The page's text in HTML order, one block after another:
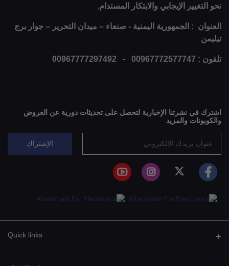
نحو التغيير الإيجابي والابتكار المستدام.
العنوان : الجمهورية اليمنية - صنعاء – ميدان التحرير – جوار برج
تيليمن
تلفون : 00967772577747 - 00967777297492
اشترك في نشرتنا الإخبارية لتحصل على تحديثات دورية عن العروض
والكوبونات والمزيد
الإشتراك
Quick links